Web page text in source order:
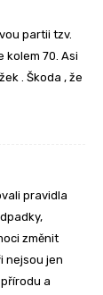
partii tzv.
kolem 70. Asi
. Škoda , že
pravidla
změnit
nejsou jen
a